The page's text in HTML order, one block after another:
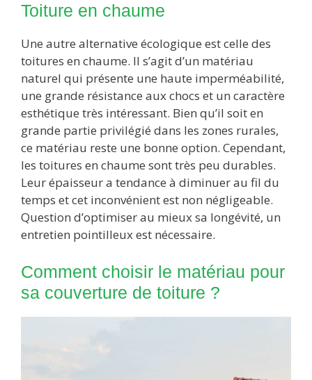
Toiture en chaume
Une autre alternative écologique est celle des
toitures en chaume. Il s’agit d’un matériau
naturel qui présente une haute imperméabilité,
une grande résistance aux chocs et un caractère
esthétique très intéressant. Bien qu’il soit en
grande partie privilégié dans les zones rurales,
ce matériau reste une bonne option. Cependant,
les toitures en chaume sont très peu durables.
Leur épaisseur a tendance à diminuer au fil du
temps et cet inconvénient est non négligeable.
Question d’optimiser au mieux sa longévité, un
entretien pointilleux est nécessaire.
Comment choisir le matériau pour
sa couverture de toiture ?